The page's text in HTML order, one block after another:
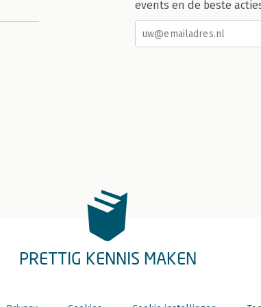
events en de beste
PRETTIG KENNIS MAKEN